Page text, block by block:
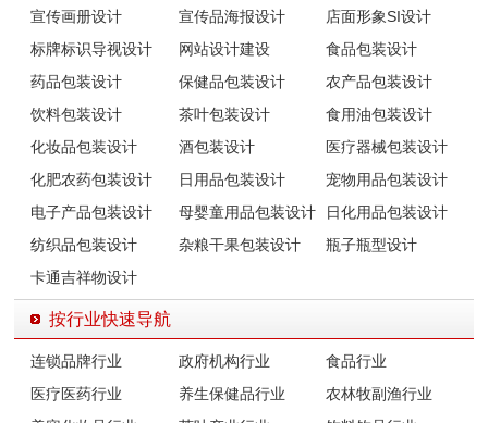
宣传画册设计
宣传品海报设计
店面形象SI设计
标牌标识导视设计
网站设计建设
食品包装设计
药品包装设计
保健品包装设计
农产品包装设计
饮料包装设计
茶叶包装设计
食用油包装设计
化妆品包装设计
酒包装设计
医疗器械包装设计
化肥农药包装设计
日用品包装设计
宠物用品包装设计
电子产品包装设计
母婴童用品包装设计
日化用品包装设计
纺织品包装设计
杂粮干果包装设计
瓶子瓶型设计
卡通吉祥物设计
按行业快速导航
连锁品牌行业 政府机构行业
食品行业
医疗医药行业
养生保健品行业
农林牧副渔行业